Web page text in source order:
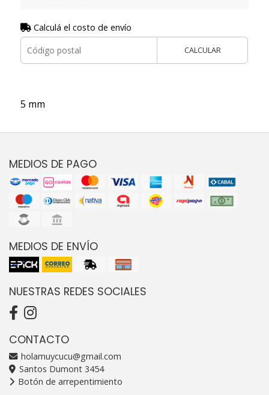
Calculá el costo de envío
CALCULAR
5 mm
MEDIOS DE PAGO
MEDIOS DE ENVÍO
NUESTRAS REDES SOCIALES
CONTACTO
holamuycucu@gmail.com
Santos Dumont 3454
Botón de arrepentimiento